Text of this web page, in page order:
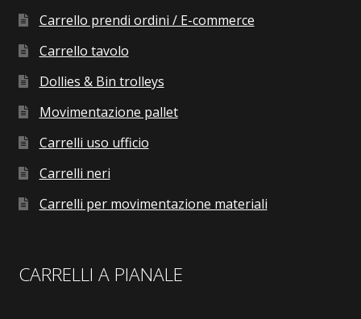
Carrello prendi ordini / E-commerce
Carrello tavolo
Dollies & Bin trolleys
Movimentazione pallet
Carrelli uso ufficio
Carrelli neri
Carrelli per movimentazione materiali
CARRELLI A PIANALE